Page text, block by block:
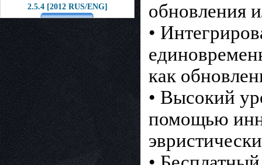
2.5.4 [2012 RUS/ENG]
обновления
•
как
• Высокий
помощью